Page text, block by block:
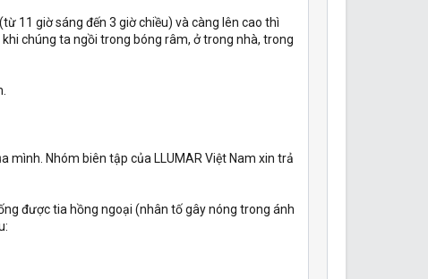
11 giờ sáng đến 3 giờ chiều) và càng lên cao thì
chúng ta ngồi trong bóng râm, ở trong nhà, trong
mình. Nhóm biên tập của LLUMAR Việt Nam xin trả
được tia hồng ngoại (nhân tố gây nóng trong ánh